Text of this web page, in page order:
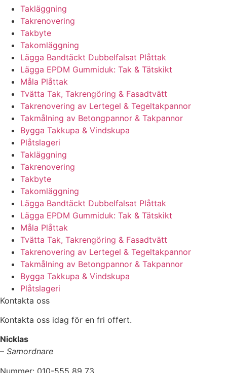
Takläggning
Takrenovering
Takbyte
Takomläggning
Lägga Bandtäckt Dubbelfalsat Plåttak
Lägga EPDM Gummiduk: Tak & Tätskikt
Måla Plåttak
Tvätta Tak, Takrengöring & Fasadtvätt
Takrenovering av Lertegel & Tegeltakpannor
Takmålning av Betongpannor & Takpannor
Bygga Takkupa & Vindskupa
Plåtslageri
Takläggning
Takrenovering
Takbyte
Takomläggning
Lägga Bandtäckt Dubbelfalsat Plåttak
Lägga EPDM Gummiduk: Tak & Tätskikt
Måla Plåttak
Tvätta Tak, Takrengöring & Fasadtvätt
Takrenovering av Lertegel & Tegeltakpannor
Takmålning av Betongpannor & Takpannor
Bygga Takkupa & Vindskupa
Plåtslageri
Kontakta oss
Kontakta oss idag för en fri offert.
Nicklas
– Samordnare
Nummer: 010-555 89 73